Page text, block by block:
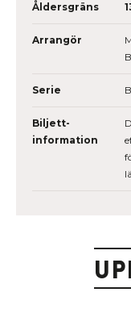
Åldersgräns
Arrangör
Serie
Biljett­
information